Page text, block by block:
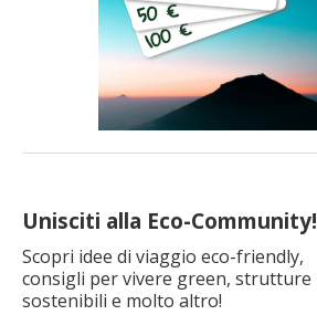
Unisciti alla Eco-Community!
Scopri idee di viaggio eco-friendly,
consigli per vivere green, strutture
sostenibili e molto altro!